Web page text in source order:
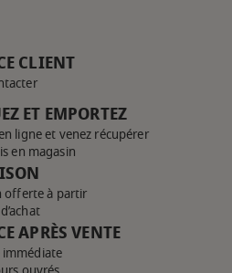
CLIENT
ET EMPORTEZ
ligne et venez récupérer
en magasin
offerte à partir
APRÈS VENTE
immédiate